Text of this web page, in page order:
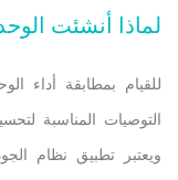
لماذا أنشئت
للقيام بمطابقة أداء
التوصيات المناسبة
ويعتبر تطبيق نظام